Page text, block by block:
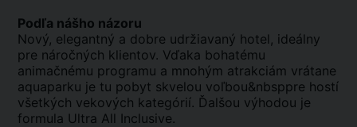
Podľa nášho názoru
Nový, elegantný a dobre udržiavaný hotel, ideálny
pre náročných klientov. Vďaka bohatému
animačnému programu a mnohým atrakciám vrátane
aquaparku je tu pobyt skvelou voľbou&nbsppre hostí
všetkých vekových kategórií. Ďalšou výhodou je
formula Ultra All Inclusive.